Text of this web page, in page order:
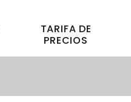
TARIFA DE
PRECIOS